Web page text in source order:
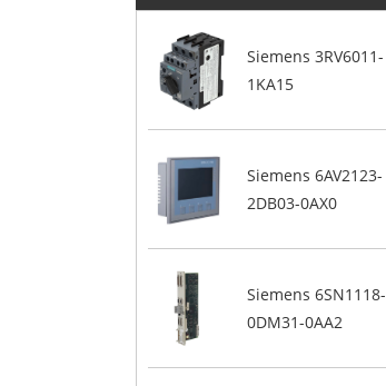
Siemens 3RV6011-
1KA15
Siemens 6AV2123-
2DB03-0AX0
Siemens 6SN1118-
0DM31-0AA2